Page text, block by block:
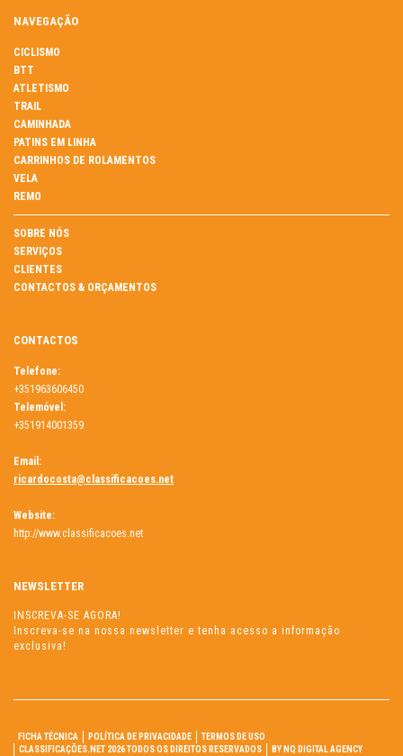
NAVEGAÇÃO
CICLISMO
BTT
ATLETISMO
TRAIL
CAMINHADA
PATINS EM LINHA
CARRINHOS DE ROLAMENTOS
VELA
REMO
SOBRE NÓS
SERVIÇOS
CLIENTES
CONTACTOS & ORÇAMENTOS
CONTACTOS
Telefone:
+351963606450
Telemóvel:
+351914001359
Email:
ricardocosta@classificacoes.net
Website:
http://www.classificacoes.net
NEWSLETTER
INSCREVA-SE AGORA!
Inscreva-se na nossa newsletter e tenha acesso a informação
exclusiva!
FICHA TÉCNICA POLÍTICA DE PRIVACIDADE
TERMOS DE USO
CLASSIFICAÇÕES.NET 2026 TODOS OS DIREITOS RESERVADOS
BY NQ DIGITAL AGENCY